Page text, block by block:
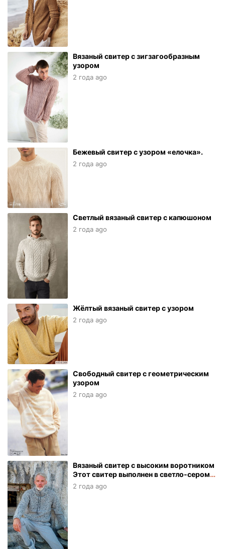
Вязаный свитер с зигзагообразным
узором
2 года ago
Бежевый свитер с узором «елочка».
2 года ago
Светлый вязаный свитер с капюшоном
2 года ago
Жёлтый вязаный свитер с узором
2 года ago
Свободный свитер с геометрическим
узором
2 года ago
Вязаный свитер с высоким воротником
Этот свитер выполнен в светло-сером
цвете и связан из мягкой пряжи.
2 года ago